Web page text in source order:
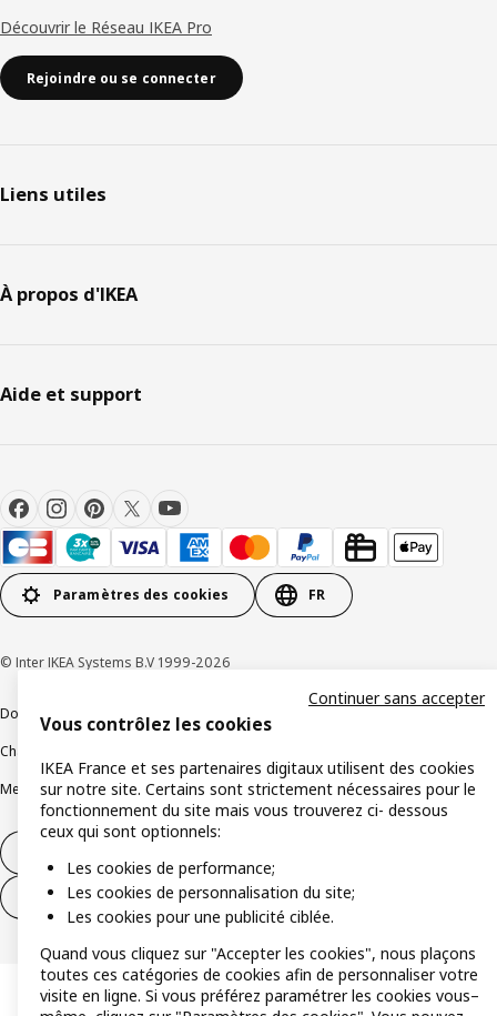
Découvrir le Réseau IKEA Pro
Rejoindre ou se connecter
Liens utiles
À propos d'IKEA
Aide et support
Paramètres des cookies FR
© Inter IKEA Systems B.V 1999-2026
Documents juridiques et informations légales
Charte de protection des données
Mentions légales Alertes fraudeRappel produitAccessibilité : non conforme
Formulaire de rétractation – services
Vous contrôlez les cookies
IKEA France et ses partenaires digitaux utilisent des cookies
sur notre site. Certains sont strictement nécessaires pour le
fonctionnement du site mais vous trouverez ci- dessous
ceux qui sont optionnels:
Les cookies de performance;
Les cookies de personnalisation du site;
Les cookies pour une publicité ciblée.
Quand vous cliquez sur "Accepter les cookies", nous plaçons
toutes ces catégories de cookies afin de personnaliser votre
visite en ligne. Si vous préférez paramétrer les cookies vous–
Continuer sans accepter